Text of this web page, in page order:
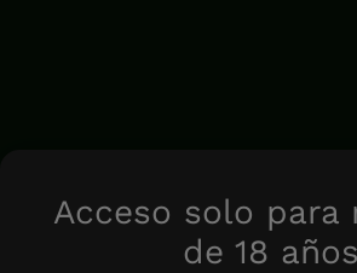
Acceso solo para
de 18 años